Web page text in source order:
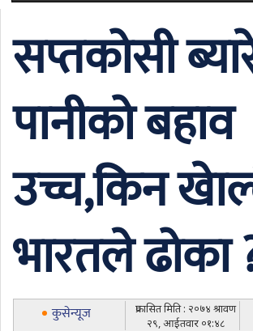
सप्तकोसी
पानीको बहाव
उच्च,किन
भारतले ढोका
कुसेन्यूज
प्रकासित मिति : २०७४ श्रावण
२९, आईतवार ०१:४८